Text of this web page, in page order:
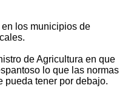
los municipios de
de Agricultura en que
lo que las normas
pueda tener por debajo.